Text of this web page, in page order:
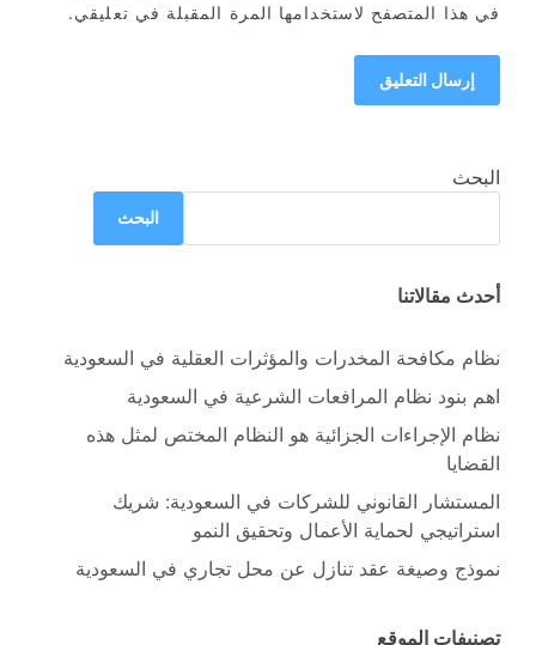
في هذا المتصفح لاستخدامها المرة المقبلة في تعليقي.
البحث
البحث
أحدث مقالاتنا
نظام مكافحة المخدرات والمؤثرات العقلية في السعودية
اهم بنود نظام المرافعات الشرعية في السعودية
نظام الإجراءات الجزائية هو النظام المختص لمثل هذه
القضايا
المستشار القانوني للشركات في السعودية: شريك
استراتيجي لحماية الأعمال وتحقيق النمو
نموذج وصيغة عقد تنازل عن محل تجاري في السعودية
تصنيفات الموقع